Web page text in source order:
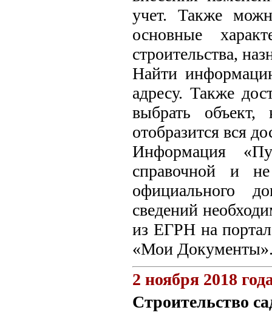
учет. Также
основные
строительства,
Найти
адресу. Также
выбрать
отобразится вся
Информация
справочной и
официального
сведений
из ЕГРН на
«Мои
2 ноября 2018
Строительство